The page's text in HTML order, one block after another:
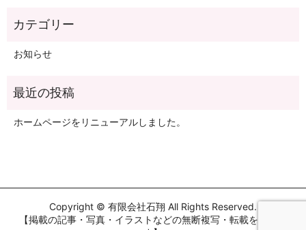
お知らせ
ホームページをリニューアルしました。
Copyright © 有限会社石翔 All Rights Reserved.
【掲載の記事・写真・イラストなどの無断複写・転載を禁じま